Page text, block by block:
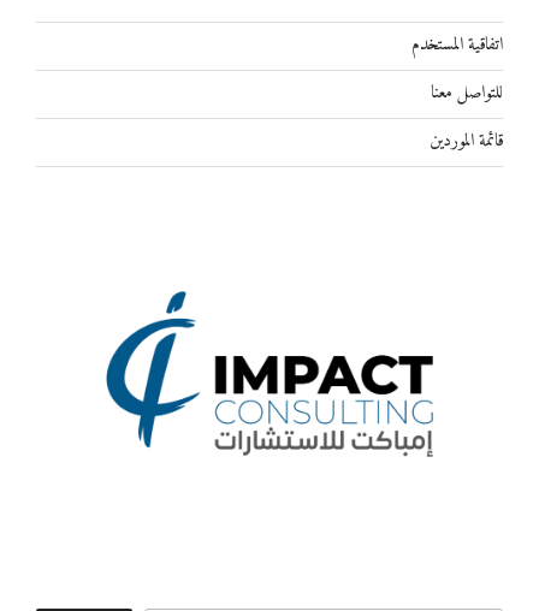
اتفاقية المستخدم
للتواصل معنا
قائمة الموردين